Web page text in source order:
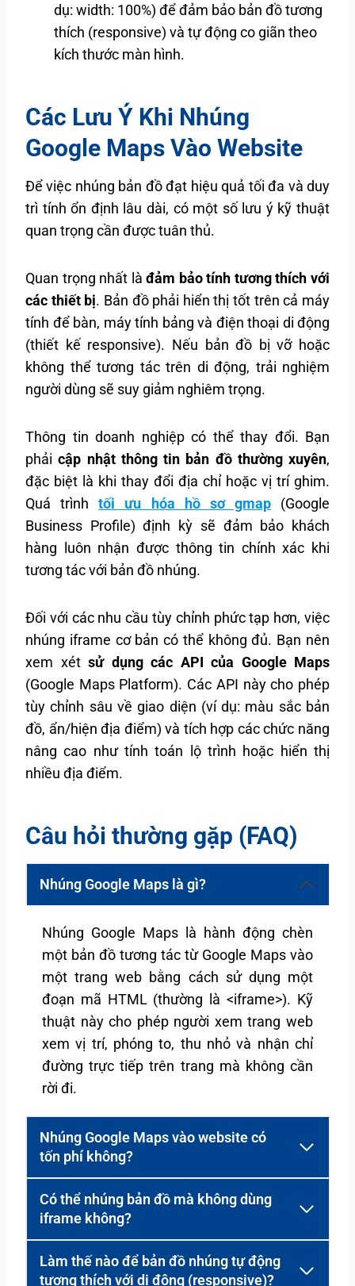
dụ: width: 100%) để đảm bảo bản đồ tương
thích (responsive) và tự động co giãn theo
kích thước màn hình.
Các Lưu Ý Khi Nhúng
Google Maps Vào Website
Để việc nhúng bản đồ đạt hiệu quả tối đa và duy
trì tính ổn định lâu dài, có một số lưu ý kỹ thuật
quan trọng cần được tuân thủ.
Quan trọng nhất làđảm bảo tính tương thích với
các thiết bị. Bản đồ phải hiển thị tốt trên cả máy
tính để bàn, máy tính bảng và điện thoại di động
(thiết kế responsive). Nếu bản đồ bị vỡ hoặc
không thể tương tác trên di động, trải nghiệm
người dùng sẽ suy giảm nghiêm trọng.
Thông tin doanh nghiệp có thể thay đổi. Bạn
phảicập nhật thông tin bản đồ thường xuyên,
đặc biệt là khi thay đổi địa chỉ hoặc vị trí ghim.
Quá trìnhtối ưu hóa hồ sơ gmap(Google
Business Profile) định kỳ sẽ đảm bảo khách
hàng luôn nhận được thông tin chính xác khi
tương tác với bản đồ nhúng.
Đối với các nhu cầu tùy chỉnh phức tạp hơn, việc
nhúng iframe cơ bản có thể không đủ. Bạn nên
xem xét sử dụng các API của Google Maps
(Google Maps Platform). Các API này cho phép
tùy chỉnh sâu về giao diện (ví dụ: màu sắc bản
đồ, ẩn/hiện địa điểm) và tích hợp các chức năng
nâng cao như tính toán lộ trình hoặc hiển thị
nhiều địa điểm.
Câu hỏi thường gặp (FAQ)
Nhúng Google Maps là gì?
Nhúng Google Maps là hành động chèn
một bản đồ tương tác từ Google Maps vào
một trang web bằng cách sử dụng một
đoạn mã HTML (thường là <iframe>). Kỹ
thuật này cho phép người xem trang web
xem vị trí, phóng to, thu nhỏ và nhận chỉ
đường trực tiếp trên trang mà không cần
rời đi.
Nhúng Google Maps vào website có
tốn phí không?
Có thể nhúng bản đồ mà không dùng
iframe không?
Làm thế nào để bản đồ nhúng tự động
tương thích với di động (responsive)?